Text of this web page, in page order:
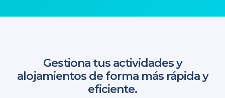
Gestiona tus actividades y
alojamientos de forma más rápida y
eficiente.